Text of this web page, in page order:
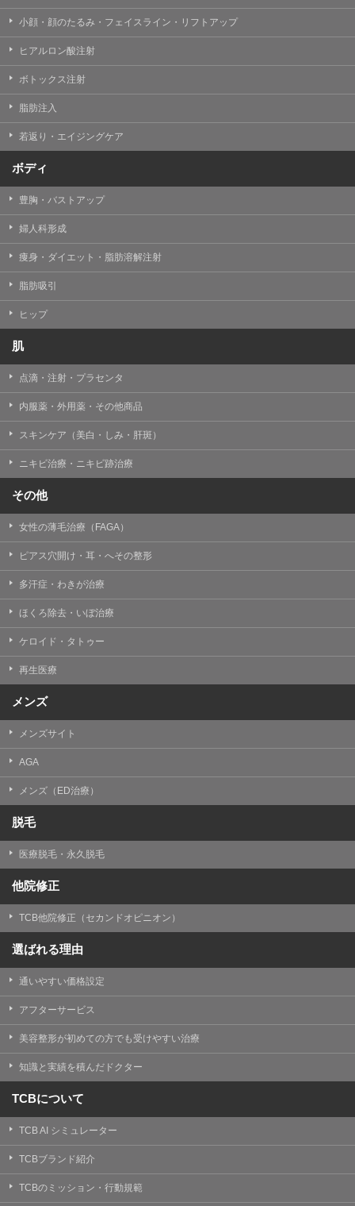
小顔・顔のたるみ・フェイスライン・リフトアップ
ヒアルロン酸注射
ボトックス注射
脂肪注入
若返り・エイジングケア
ボディ
豊胸・バストアップ
婦人科形成
痩身・ダイエット・脂肪溶解注射
脂肪吸引
ヒップ
肌
点滴・注射・プラセンタ
内服薬・外用薬・その他商品
スキンケア（美白・しみ・肝斑）
ニキビ治療・ニキビ跡治療
その他
女性の薄毛治療（FAGA）
ピアス穴開け・耳・へその整形
多汗症・わきが治療
ほくろ除去・いぼ治療
ケロイド・タトゥー
再生医療
メンズ
メンズサイト
AGA
メンズ（ED治療）
脱毛
医療脱毛・永久脱毛
他院修正
TCB他院修正（セカンドオピニオン）
選ばれる理由
通いやすい価格設定
アフターサービス
美容整形が初めての方でも受けやすい治療
知識と実績を積んだドクター
TCBについて
TCB AI シミュレーター
TCBブランド紹介
TCBのミッション・行動規範